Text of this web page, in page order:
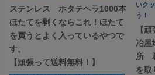
ステンレス ホタテヘラ1000本
ほたてを剥くならこれ！ほたて
を買うとよく入っているやつで
す。
【頑張って送料無料！】
いク
う！
【
冶屋
所
を取